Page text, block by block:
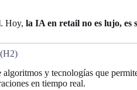
. Hoy, la IA en retail no es lujo, es
y tecnologías que
en tiempo real.